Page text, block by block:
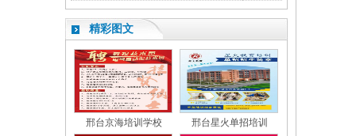
精彩图文
邢台京海培训学校 邢台星火单招培训